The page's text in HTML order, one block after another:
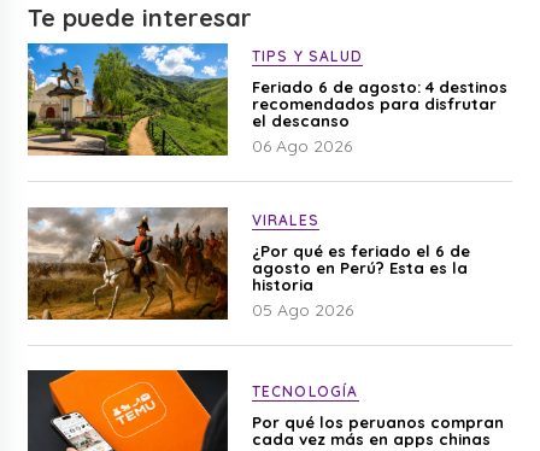
Te puede interesar
TIPS Y SALUD
Feriado 6 de agosto: 4 destinos
recomendados para disfrutar
el descanso
06 Ago 2026
VIRALES
¿Por qué es feriado el 6 de
agosto en Perú? Esta es la
historia
05 Ago 2026
TECNOLOGÍA
Por qué los peruanos compran
cada vez más en apps chinas